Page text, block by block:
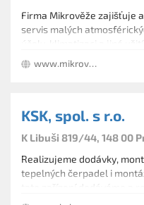
Firma Mikrověže zajišťuje
servis malých
účely, klimatizaci a jiné
nových mikrochladičů i
typů a to jak tuzemských,
www.mikroveze.cz
KSK, spol. s r.o.
K Libuši 819/44, 148 00
Realizujeme dodávky,
tepelných čerpadel i
tato zařízení dodáváme a
do bytů, rodinných domů,